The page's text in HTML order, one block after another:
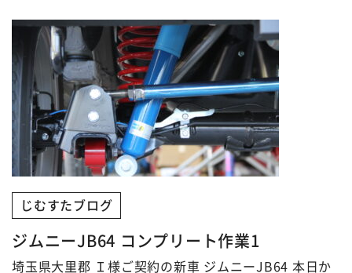
じむすたブログ
ジムニーJB64 コンプリート作業1
埼玉県大里郡 Ｉ様ご契約の新車 ジムニーJB64 本日か